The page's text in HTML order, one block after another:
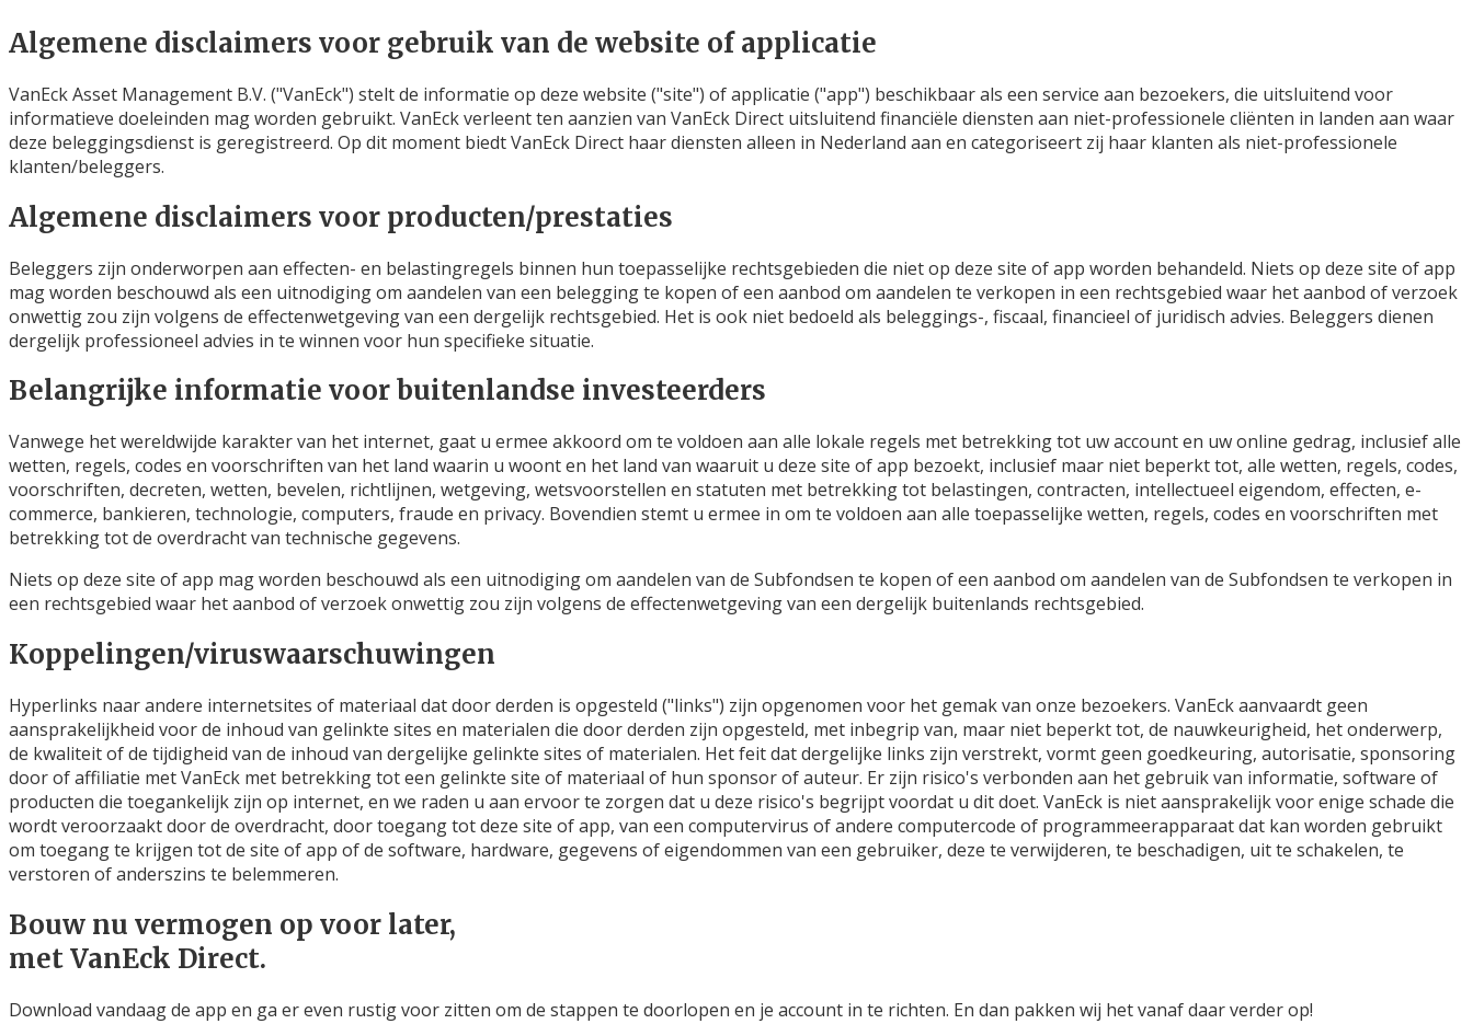
Algemene disclaimers voor gebruik van de website of applicatie
VanEck Asset Management B.V. ("VanEck") stelt de informatie op deze website ("site") of applicatie ("app") beschikbaar als een service aan bezoekers, die uitsluitend voor
informatieve doeleinden mag worden gebruikt. VanEck verleent ten aanzien van VanEck Direct uitsluitend financiële diensten aan niet-professionele cliënten in landen aan waar
deze beleggingsdienst is geregistreerd. Op dit moment biedt VanEck Direct haar diensten alleen in Nederland aan en categoriseert zij haar klanten als niet-professionele
klanten/beleggers.
Algemene disclaimers voor producten/prestaties
Beleggers zijn onderworpen aan effecten- en belastingregels binnen hun toepasselijke rechtsgebieden die niet op deze site of app worden behandeld. Niets op deze site of app
mag worden beschouwd als een uitnodiging om aandelen van een belegging te kopen of een aanbod om aandelen te verkopen in een rechtsgebied waar het aanbod of verzoek
onwettig zou zijn volgens de effectenwetgeving van een dergelijk rechtsgebied. Het is ook niet bedoeld als beleggings-, fiscaal, financieel of juridisch advies. Beleggers dienen
dergelijk professioneel advies in te winnen voor hun specifieke situatie.
Belangrijke informatie voor buitenlandse investeerders
Vanwege het wereldwijde karakter van het internet, gaat u ermee akkoord om te voldoen aan alle lokale regels met betrekking tot uw account en uw online gedrag, inclusief alle
wetten, regels, codes en voorschriften van het land waarin u woont en het land van waaruit u deze site of app bezoekt, inclusief maar niet beperkt tot, alle wetten, regels, codes,
voorschriften, decreten, wetten, bevelen, richtlijnen, wetgeving, wetsvoorstellen en statuten met betrekking tot belastingen, contracten, intellectueel eigendom, effecten, e-
commerce, bankieren, technologie, computers, fraude en privacy. Bovendien stemt u ermee in om te voldoen aan alle toepasselijke wetten, regels, codes en voorschriften met
betrekking tot de overdracht van technische gegevens.
Niets op deze site of app mag worden beschouwd als een uitnodiging om aandelen van de Subfondsen te kopen of een aanbod om aandelen van de Subfondsen te verkopen in
een rechtsgebied waar het aanbod of verzoek onwettig zou zijn volgens de effectenwetgeving van een dergelijk buitenlands rechtsgebied.
Koppelingen/viruswaarschuwingen
Hyperlinks naar andere internetsites of materiaal dat door derden is opgesteld ("links") zijn opgenomen voor het gemak van onze bezoekers. VanEck aanvaardt geen
aansprakelijkheid voor de inhoud van gelinkte sites en materialen die door derden zijn opgesteld, met inbegrip van, maar niet beperkt tot, de nauwkeurigheid, het onderwerp,
de kwaliteit of de tijdigheid van de inhoud van dergelijke gelinkte sites of materialen. Het feit dat dergelijke links zijn verstrekt, vormt geen goedkeuring, autorisatie, sponsoring
door of affiliatie met VanEck met betrekking tot een gelinkte site of materiaal of hun sponsor of auteur. Er zijn risico's verbonden aan het gebruik van informatie, software of
producten die toegankelijk zijn op internet, en we raden u aan ervoor te zorgen dat u deze risico's begrijpt voordat u dit doet. VanEck is niet aansprakelijk voor enige schade die
wordt veroorzaakt door de overdracht, door toegang tot deze site of app, van een computervirus of andere computercode of programmeerapparaat dat kan worden gebruikt
om toegang te krijgen tot de site of app of de software, hardware, gegevens of eigendommen van een gebruiker, deze te verwijderen, te beschadigen, uit te schakelen, te
verstoren of anderszins te belemmeren.
Bouw nu vermogen op voor later,
met VanEck Direct.
Download vandaag de app en ga er even rustig voor zitten om de stappen te doorlopen en je account in te richten. En dan pakken wij het vanaf daar verder op!